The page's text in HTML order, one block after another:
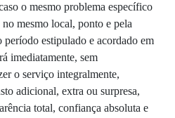
o mesmo problema específico
mesmo local, ponto e pela
período estipulado e acordado em
imediatamente, sem
o serviço integralmente,
adicional, extra ou surpresa,
total, confiança absoluta e